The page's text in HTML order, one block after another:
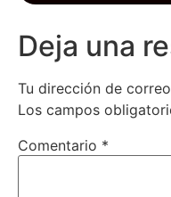
Deja una
Tu dirección de
Los campos
Comentario *